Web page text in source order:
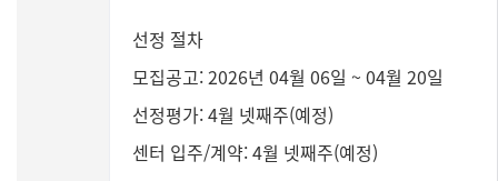
선정 절차
모집공고: 2026년 04월 06일 ~ 04월 20일
선정평가: 4월 넷째주(예정)
센터 입주/계약: 4월 넷째주(예정)